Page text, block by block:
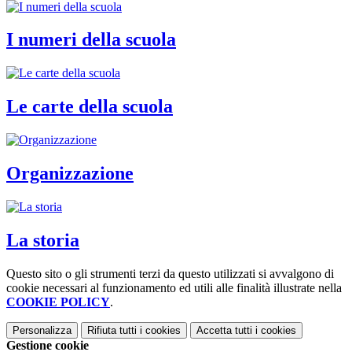
I numeri della scuola
Le carte della scuola
Organizzazione
La storia
Questo sito o gli strumenti terzi da questo utilizzati si avvalgono di
cookie necessari al funzionamento ed utili alle finalità illustrate nella
COOKIE POLICY.
Personalizza Rifiuta tutti i cookies Accetta tutti i cookies
Gestione cookie